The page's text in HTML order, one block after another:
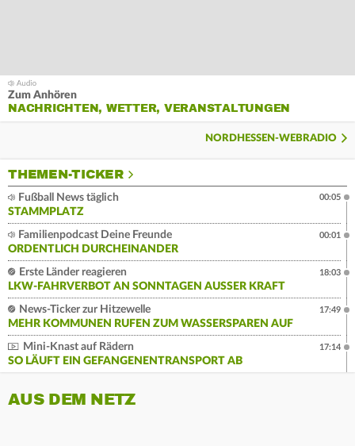
Zum Anhören
NACHRICHTEN, WETTER, VERANSTALTUNGEN
NORDHESSEN-WEBRADIO
THEMEN-TICKER
Fußball News täglich
STAMMPLATZ
00:05
Familienpodcast Deine Freunde
ORDENTLICH DURCHEINANDER
00:01
Erste Länder reagieren
LKW-FAHRVERBOT AN SONNTAGEN AUSSER KRAFT
18:03
News-Ticker zur Hitzewelle
MEHR KOMMUNEN RUFEN ZUM WASSERSPAREN AUF
17:49
Mini-Knast auf Rädern
SO LÄUFT EIN GEFANGENENTRANSPORT AB
17:14
AUS DEM NETZ